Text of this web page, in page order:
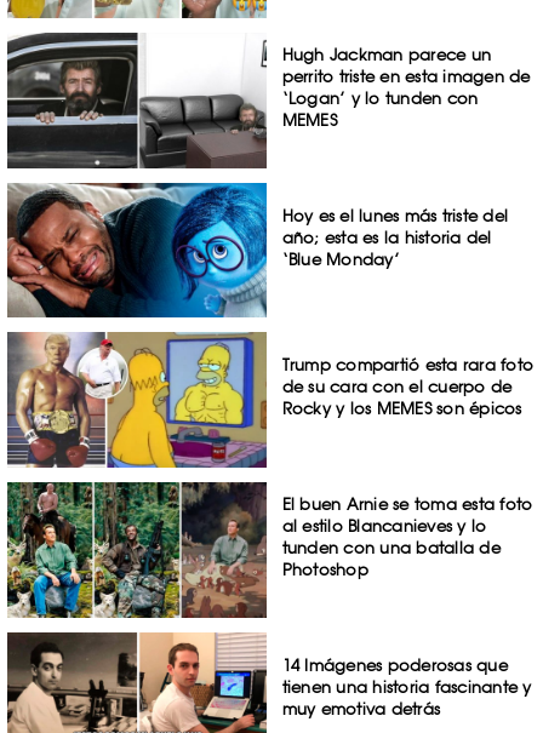
Hugh Jackman parece un
perrito triste en esta imagen de
‘Logan’ y lo tunden con
MEMES
Hoy es el lunes más triste del
año; esta es la historia del
‘Blue Monday’
Trump compartió esta rara foto
de su cara con el cuerpo de
Rocky y los MEMES son épicos
El buen Arnie se toma esta foto
al estilo Blancanieves y lo
tunden con una batalla de
Photoshop
14 Imágenes poderosas que
tienen una historia fascinante y
muy emotiva detrás